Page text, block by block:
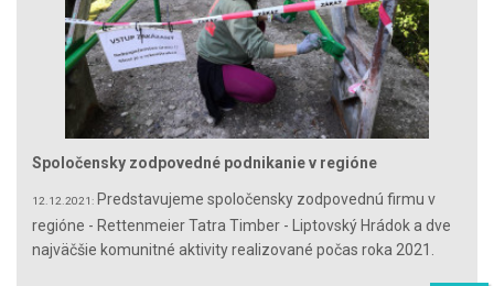
Spoločensky zodpovedné podnikanie v regióne
12.12.2021: Predstavujeme spoločensky zodpovednú firmu v
regióne - Rettenmeier Tatra Timber - Liptovský Hrádok a dve
najväčšie komunitné aktivity realizované počas roka 2021.